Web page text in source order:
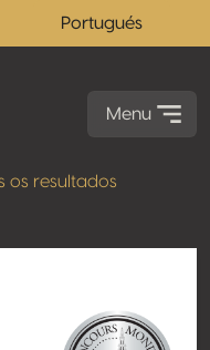
Portugués
Menu
os resultados